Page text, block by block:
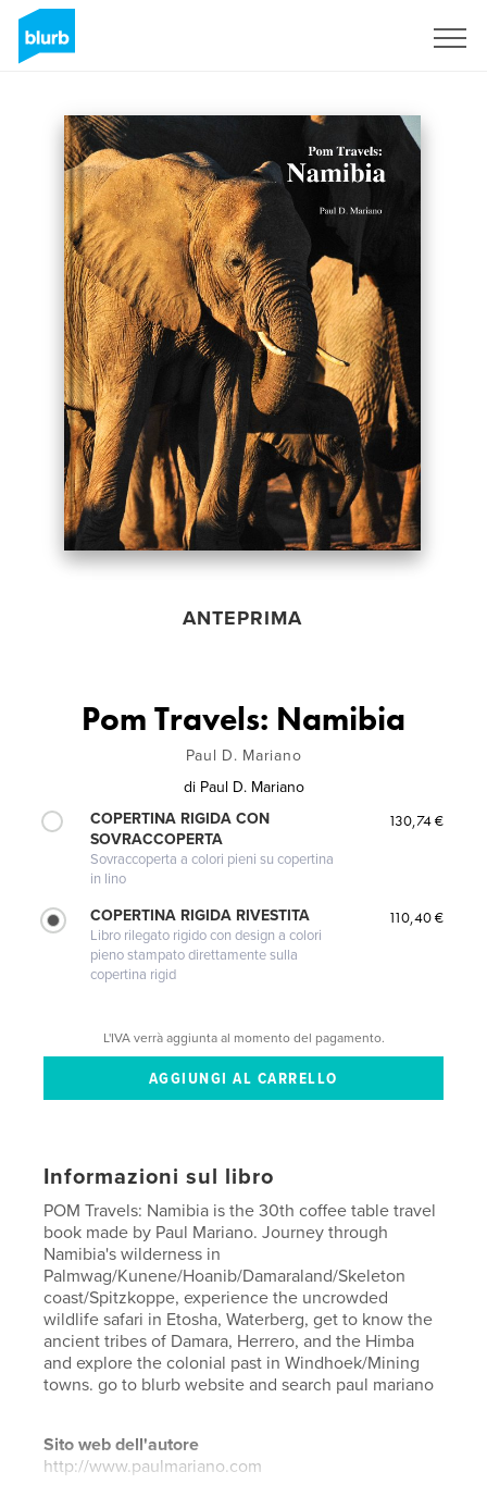
ANTEPRIMA
Pom Travels: Namibia
Paul D. Mariano
di Paul D. Mariano
COPERTINA RIGIDA CON
SOVRACCOPERTA
Sovraccoperta a colori pieni su copertina
in lino
130,74 €
COPERTINA RIGIDA RIVESTITA
Libro rilegato rigido con design a colori
pieno stampato direttamente sulla
copertina rigid
110,40 €
L'IVA verrà aggiunta al momento del pagamento.
Informazioni sul libro
POM Travels: Namibia is the 30th coffee table travel
book made by Paul Mariano. Journey through
Namibia's wilderness in
Palmwag/Kunene/Hoanib/Damaraland/Skeleton
coast/Spitzkoppe, experience the uncrowded
wildlife safari in Etosha, Waterberg, get to know the
ancient tribes of Damara, Herrero, and the Himba
and explore the colonial past in Windhoek/Mining
towns. go to blurb website and search paul mariano
Sito web dell'autore
http://www.paulmariano.com